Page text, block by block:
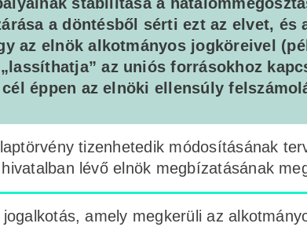
a döntésből sérti ezt az elvet, és
az elnök alkotmányos jogköreivel
az uniós forrásokhoz
éppen az elnöki ellensúly
tizenhetedik módosításának
lévő elnök megbízatásának
amely megkerüli az